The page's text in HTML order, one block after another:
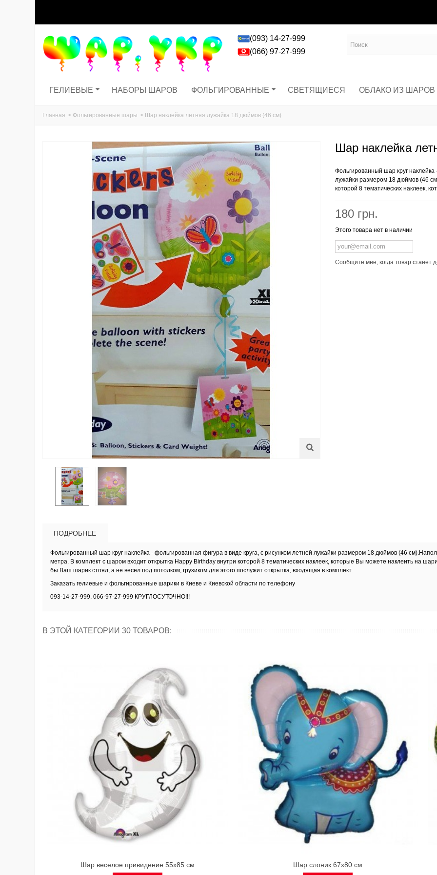
(093) 14-27-999
(066) 97-27-999
ГЕЛИЕВЫЕ НАБОРЫ ШАРОВ ФОЛЬГИРОВАННЫЕ СВЕТЯЩИЕСЯ ОБЛАКО ИЗ ШАРОВ
Главная > Фольгированные шары > Шар наклейка летняя лужайка 18 дюймов (46 см)
Шар наклейка
Фольгированный шар круг наклейка
лужайки размером 18 дюймов (46
которой 8 тематических наклеек,
180 грн.
Этого товара нет в наличии
Сообщите мне, когда товар станет
ПОДРОБНЕЕ
Фольгированный шар круг наклейка - фольгированная фигура в виде круга, с рисунком летней лужайки размером 18 дюймов (46 см).Н
метра.В комплект с шаром входит открытка Happy Birthday внутри которой 8 тематических наклеек, которые Вы можете наклеить на
бы Ваш шарик стоял, а не весел под потолком, грузиком для этого послужит открытка, входящая в комплект.
Заказать гелиевые и фольгированные шарики в Киеве и Киевской области по телефону
093-14-27-999, 066-97-27-999 КРУГЛОСУТОЧНО!!!
В ЭТОЙ КАТЕГОРИИ 30 ТОВАРОВ:
Шар веселое привидение 55х85 см Шар слоник 67х80 см